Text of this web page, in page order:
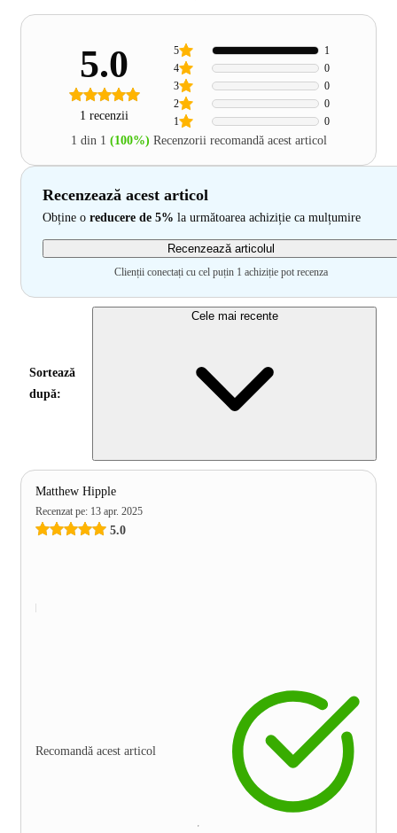
5.0
1 recenzii 1 0
2 0
3 0
4 0
5 1
1 din 1 (100%) Recenzorii recomandă acest articol
Recenzează acest articol
Obține o reducere de 5% la următoarea achiziție ca mulțumire
Recenzează articolul
Clienții conectați cu cel puțin 1 achiziție pot recenza
Sortează
după:
Cele mai recente
Matthew Hipple
Recenzat pe: 13 apr. 2025
5.0
Recomandă acest articol